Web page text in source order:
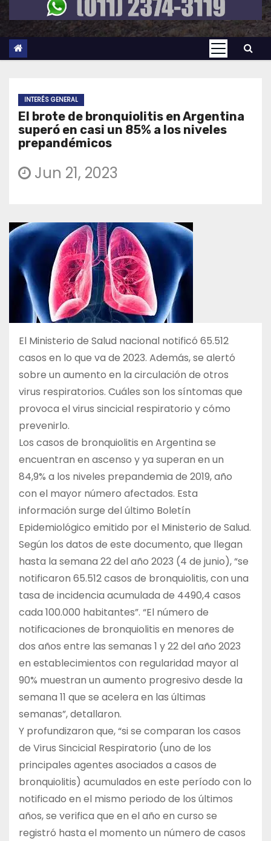
INTERÉS GENERAL
El brote de bronquiolitis en Argentina
superó en casi un 85% a los niveles
prepandémicos
Jun 21, 2023
El Ministerio de Salud nacional notificó 65.512
casos en lo que va de 2023. Además, se alertó
sobre un aumento en la circulación de otros
virus respiratorios. Cuáles son los síntomas que
provoca el virus sincicial respiratorio y cómo
prevenirlo.
Los casos de bronquiolitis en Argentina se
encuentran en ascenso y ya superan en un
84,9% a los niveles prepandemia de 2019, año
con el mayor número afectados. Esta
información surge del último Boletín
Epidemiológico emitido por el Ministerio de Salud.
Según los datos de este documento, que llegan
hasta la semana 22 del año 2023 (4 de junio), “se
notificaron 65.512 casos de bronquiolitis, con una
tasa de incidencia acumulada de 4490,4 casos
cada 100.000 habitantes”. “El número de
notificaciones de bronquiolitis en menores de
dos años entre las semanas 1 y 22 del año 2023
en establecimientos con regularidad mayor al
90% muestran un aumento progresivo desde la
semana 11 que se acelera en las últimas
semanas”, detallaron.
Y profundizaron que, “si se comparan los casos
de Virus Sincicial Respiratorio (uno de los
principales agentes asociados a casos de
bronquiolitis) acumulados en este período con lo
notificado en el mismo periodo de los últimos
años, se verifica que en el año en curso se
registró hasta el momento un número de casos